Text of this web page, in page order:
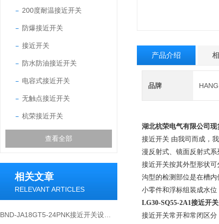
200度耐温接近开关
防爆接近开关
接近开关
防水防油接近开关
电容式接近开关
无触点接近开关
杭荣接近开关
查看全部
相关文章
RELEVANT ARTICLES
产品介绍
品牌
湖北杭荣电气有限公司现
接近开关 由我司而成，
漫反射式、镜面反射式系
接近开关按其外型形状
沟型的检测部位是在槽
小零件和浮标组装成水位
LG30-SQ55-2A1接近开关
接近开关常开和常闭区分